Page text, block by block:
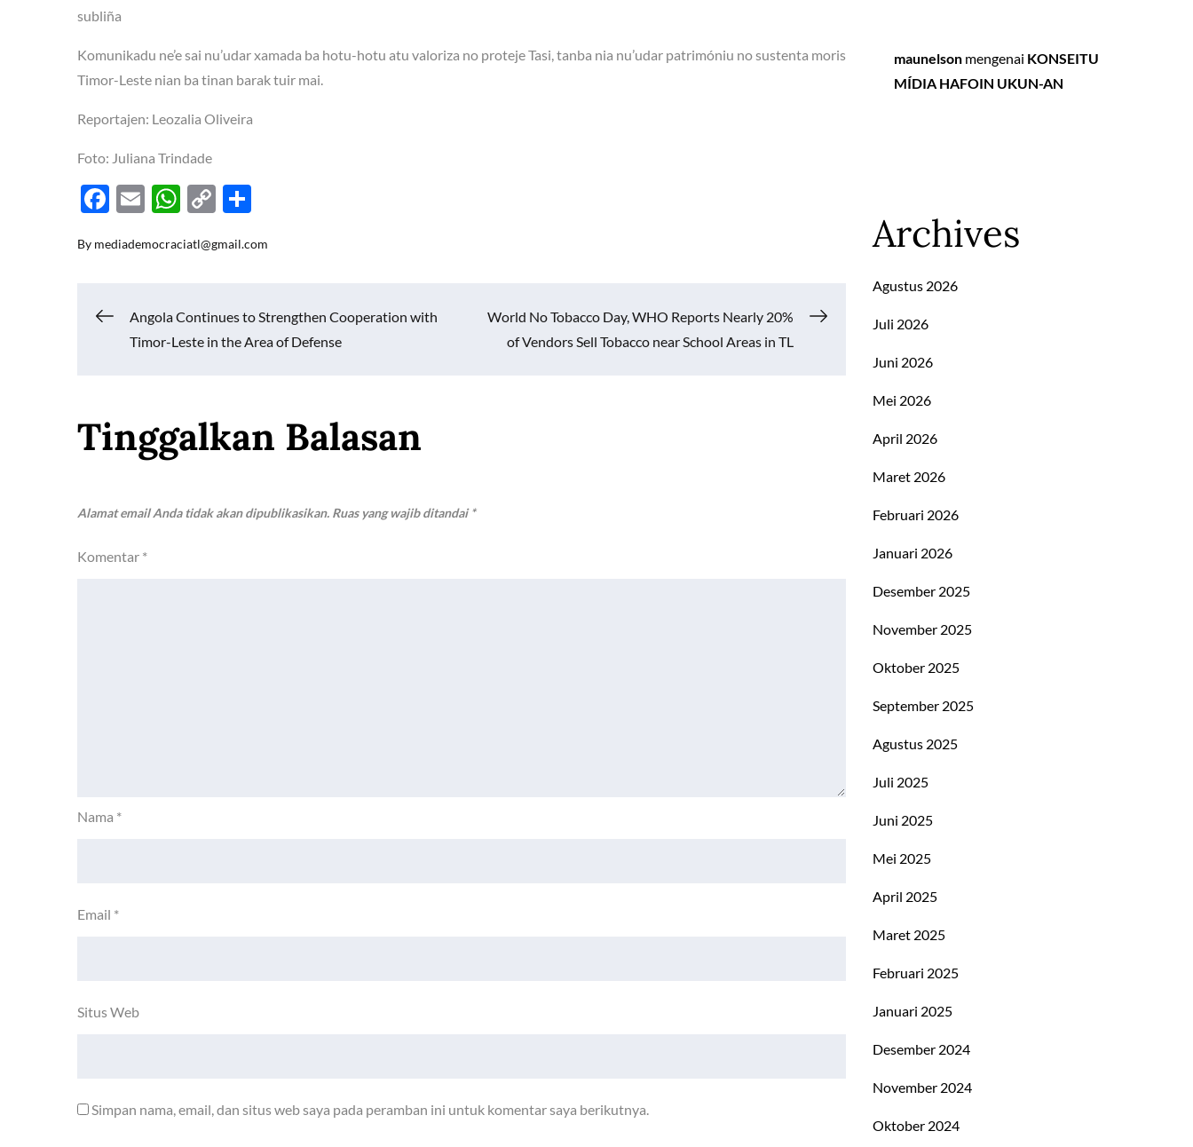
subliña
Komunikadu ne’e sai nu’udar xamada ba hotu-hotu atu valoriza no proteje Tasi, tanba nia nu’udar patrimóniu no sustenta moris
Timor-Leste nian ba tinan barak tuir mai.
Reportajen: Leozalia Oliveira
Foto: Juliana Trindade
F
e
o
E
ail
W
at
A
p
C
p
Li
n
ar
By mediademocraciatl@gmail.com
Navigasi
Angola Continues to Strengthen Cooperation with
Timor-Leste in the Area of Defense
World No Tobacco Day, WHO Reports Nearly 20%
of Vendors Sell Tobacco near School Areas in TL
Tinggalkan Balasan
Alamat email Anda tidak akan dipublikasikan. Ruas yang wajib ditandai*
Komentar *
Nama *
Email *
Situs Web
Simpan nama, email, dan situs web saya pada peramban ini untuk komentar saya berikutnya.
maunelson mengenai KONSEITU
MÍDIA HAFOIN UKUN-AN
Archives
Agustus 2026
Juli 2026
Juni 2026
Mei 2026
April 2026
Maret 2026
Februari 2026
Januari 2026
Desember 2025
November 2025
Oktober 2025
September 2025
Agustus 2025
Juli 2025
Juni 2025
Mei 2025
April 2025
Maret 2025
Februari 2025
Januari 2025
Desember 2024
November 2024
Oktober 2024